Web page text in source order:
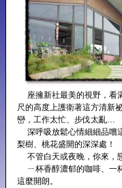
座擁新社最美的視野，看
尺的高度上護衛著這方清新
巒，工作太忙、步伐太亂…
深呼吸放鬆心情細細品嚐
梨樹、桃花盛開的深深處！
不管白天或夜晚，你來，
ㄧ杯香醇濃郁的咖啡、一
這麼開朗。